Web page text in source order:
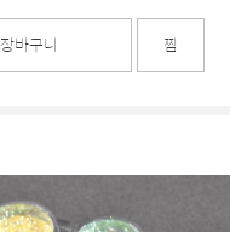
장바구니 찜